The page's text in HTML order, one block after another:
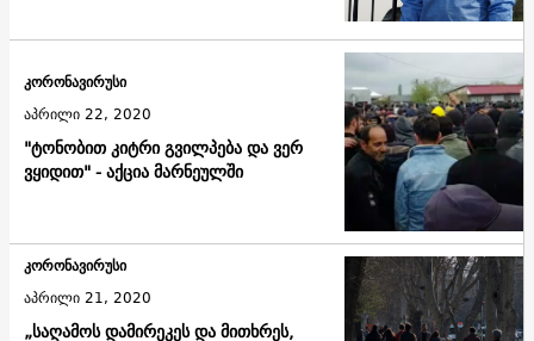
"ტონობით კიტრი გვილპება და ვერ
ვყიდით" - აქცია მარნეულში
კორონავირუსი
აპრილი 22, 2020
„საღამოს დამირეკეს და მითხრეს,
კორონავირუსი
აპრილი 21, 2020